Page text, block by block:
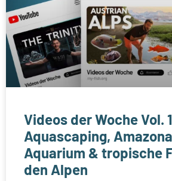
Videos der Woche Vol.
Aquascaping,
Aquarium & tropische
den Alpen